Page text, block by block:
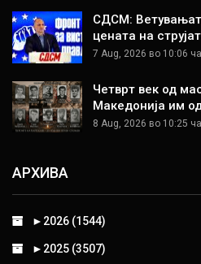
СДСМ:
цената на
7 Aug, 2026 во 10:06
Четврт век од
Македонија им
8 Aug, 2026 во 10:25
АРХИВА
► 2026 (1544)
► 2025 (3507)